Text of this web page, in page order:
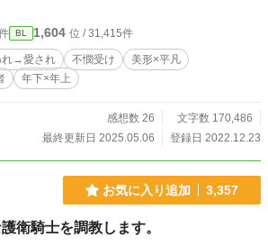
BL 1,604 位 / 31,415件
れ→愛され 不憫受け
美形×平凡
年下×年上
感想数 26
文字数 170,486
最終更新日 2025.05.06
登録日 2022.12.23
お気に入り追加 3,357
衛騎士を調教します。